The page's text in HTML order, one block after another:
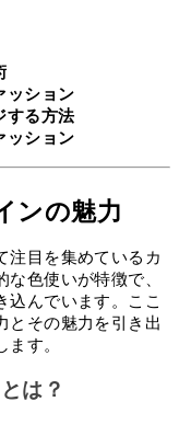
ッション
する方法
ッション
ンの魅力
注目を集めているカ
色使いが特徴で、
込んでいます。ここ
とその魅力を引き出
す。
は？